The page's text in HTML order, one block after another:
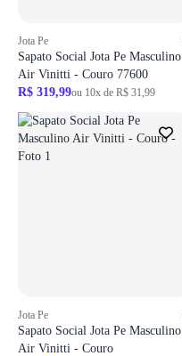
Jota Pe
Sapato Social Jota Pe Masculino
Air Vinitti - Couro 77600
R$ 319,99ou 10x de R$ 31,99
Jota Pe
Sapato Social Jota Pe Masculino
Air Vinitti - Couro